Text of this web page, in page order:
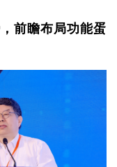
前瞻布局功能蛋